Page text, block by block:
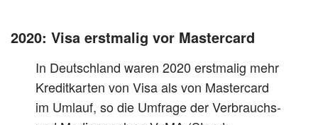
2020: Visa erstmalig vor Mastercard
In Deutschland waren 2020 erstmalig mehr
Kreditkarten von Visa als von Mastercard
im Umlauf, so die Umfrage der Verbrauchs-